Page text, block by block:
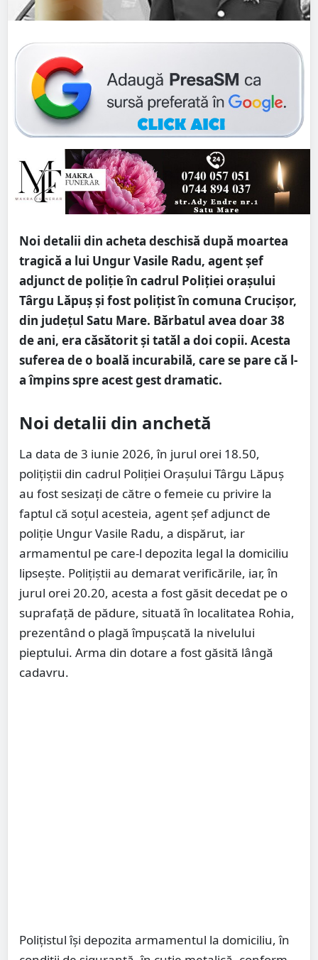
Noi detalii din acheta deschisă după moartea
tragică a lui Ungur Vasile Radu, agent șef
adjunct de poliție în cadrul Poliției orașului
Târgu Lăpuș și fost polițist în comuna Crucișor,
din județul Satu Mare. Bărbatul avea doar 38
de ani, era căsătorit și tatăl a doi copii. Acesta
suferea de o boală incurabilă, care se pare că l-
a împins spre acest gest dramatic.
Noi detalii din anchetă
La data de 3 iunie 2026, în jurul orei 18.50,
polițiștii din cadrul Poliției Orașului Târgu Lăpuș
au fost sesizați de către o femeie cu privire la
faptul că soțul acesteia, agent șef adjunct de
poliție Ungur Vasile Radu, a dispărut, iar
armamentul pe care-l depozita legal la domiciliu
lipsește. Polițiștii au demarat verificările, iar, în
jurul orei 20.20, acesta a fost găsit decedat pe o
suprafață de pădure, situată în localitatea Rohia,
prezentând o plagă împușcată la nivelului
pieptului. Arma din dotare a fost găsită lângă
cadavru.
Polițistul își depozita armamentul la domiciliu, în